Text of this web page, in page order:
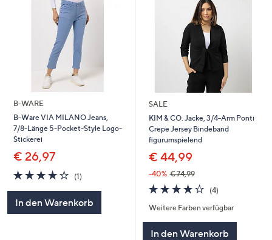
B-WARE
B-Ware VIA MILANO Jeans,
7/8-Länge 5-Pocket-Style Logo-
Stickerei
€ 26,97
4.0
von
5
(1)
In den Warenkorb
SALE
KIM & CO. Jacke, 3/4-Arm Ponti
Crepe Jersey Bindeband
figurumspielend
€ 44,99
-40% € 74,99
4.0
von
5
(4)
Weitere Farben verfügbar
In den Warenkorb